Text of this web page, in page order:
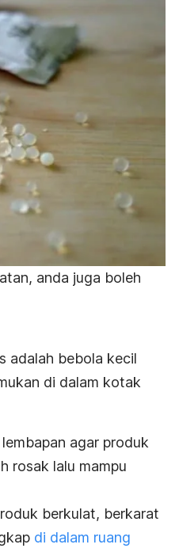
anda juga boleh
adalah bebola kecil
di dalam kotak
agar produk
rosak lalu mampu
berkulat, berkarat
di dalam ruang